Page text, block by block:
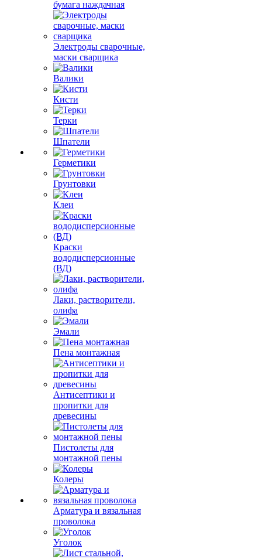
бумага наждачная
Электроды сварочные,
маски сварщика
Валики
Кисти
Терки
Шпатели
Герметики
Грунтовки
Клеи
Краски
вододисперсионные
(ВД)
Лаки, растворители,
олифа
Эмали
Пена монтажная
Антисептики и
пропитки для
древесины
Пистолеты для
монтажной пены
Колеры
Арматура и вязальная
проволока
Уголок